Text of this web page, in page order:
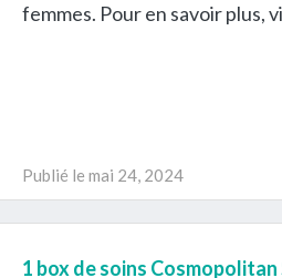
femmes. Pour en savoir plus,
Publié le mai 24, 2024
1 box de soins